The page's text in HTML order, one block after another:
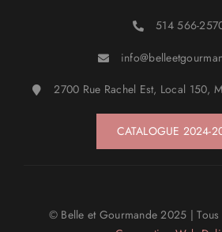
514 566-
2700 Rue Rachel Est, Local 150,
CATALOGUE 2024-
© Belle et Gourmande2025 |